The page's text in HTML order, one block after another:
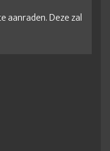
aanraden. Deze zal